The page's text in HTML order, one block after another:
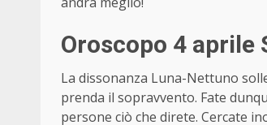
Oroscopo 4
La dissonanza Luna-Nettuno
prenda il sopravvento. Fate
persone ciò che direte. Cercate